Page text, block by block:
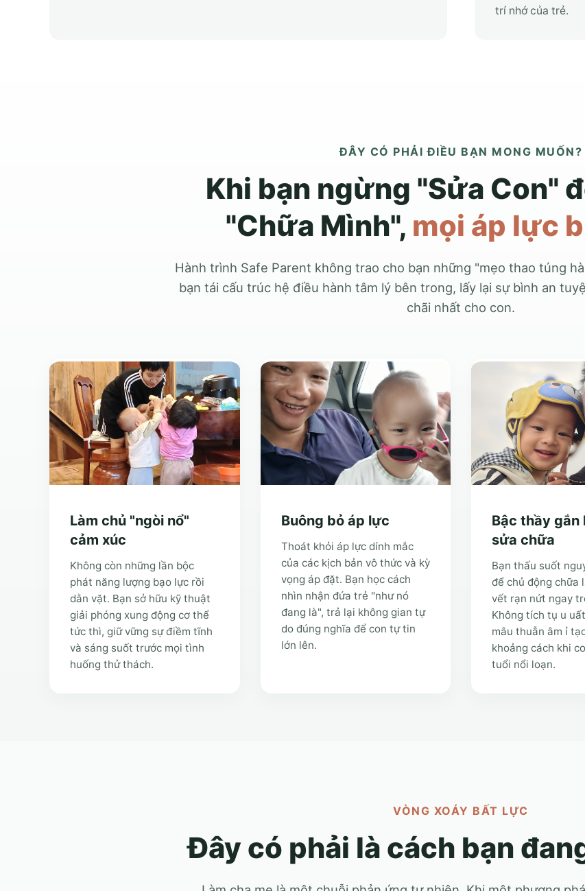
trí nhớ của trẻ.
ĐÂY CÓ PHẢI ĐIỀU BẠN MONG MUỐN?
Khi bạn ngừng "Sửa Con"
"Chữa Mình", mọi áp lực
Hành trình Safe Parent không trao cho bạn những "mẹo thao túng
bạn tái cấu trúc hệ điều hành tâm lý bên trong, lấy lại sự bình an
chãi nhất cho con.
Làm chủ "ngòi nổ"
cảm xúc
Không còn những lần bộc
phát năng lượng bạo lực rồi
dằn vặt. Bạn sở hữu kỹ thuật
giải phóng xung động cơ thể
tức thì, giữ vững sự điềm tĩnh
và sáng suốt trước mọi tình
huống thử thách.
Buông bỏ áp lực
Thoát khỏi áp lực dính mắc
của các kịch bản vô thức và kỳ
vọng áp đặt. Bạn học cách
nhìn nhận đứa trẻ "như nó
đang là", trả lại không gian tự
do đúng nghĩa để con tự tin
lớn lên.
Bậc thầy gắn
sửa chữa
Bạn thấu suốt
để chủ động chữa
vết rạn nứt ngay
Không tích tụ u
mâu thuẫn âm ỉ
khoảng cách khi
tuổi nổi loạn.
VÒNG XOÁY BẤT LỰC
Đây có phải là cách bạn